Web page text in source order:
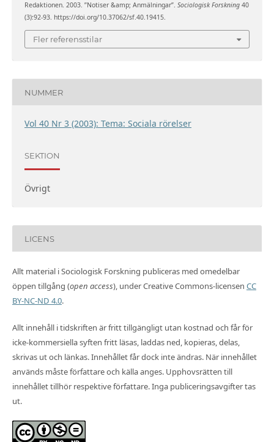
Redaktionen. 2003. ”Notiser &amp; Anmälningar”. Sociologisk Forskning40
(3):92-93. https://doi.org/10.37062/sf.40.19415.
Fler referensstilar
NUMMER
Vol 40 Nr 3 (2003): Tema: Sociala rörelser
SEKTION
Övrigt
LICENS
Allt material i Sociologisk Forskning publiceras med omedelbar
öppen tillgång (open access), under Creative Commons-licensen CC
BY-NC-ND 4.0.
Allt innehåll i tidskriften är fritt tillgängligt utan kostnad och får för
icke-kommersiella syften fritt läsas, laddas ned, kopieras, delas,
skrivas ut och länkas. Innehållet får dock inte ändras. När innehållet
används måste författare och källa anges. Upphovsrätten till
innehållet tillhör respektive författare. Inga publiceringsavgifter tas
ut.